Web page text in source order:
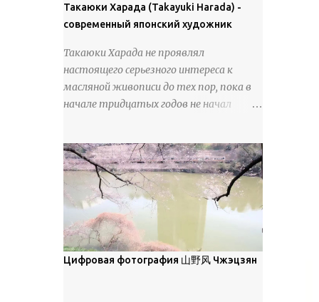
18 век. Шахматный набор "Рыцари
против турок" в шкатулке из
см, Холмогоры, 18 век....
покрова может восприниматься как
матовая. Такое свойство чаще всего
метелевого и фирнизированного снега.
Тем не менее, иногда значительное
количество кристаллов может
располагаться в одной плоскости,
поверхностной изморози. В данном
случае усиливается зеркальное
отражение, что приводит к
искристости снега, зависящей от
положения наблюдателя и высоты
солнца. Зеркальные свойства наиболее
заметны при угле солнечного света 15°
и ниже; при более высокой солнечной
Такаюки Харада (Takayuki Harada) -
современный японский художник
Такаюки Харада не проявлял
настоящего серьезного интереса к
масляной живописи до тех пор, пока в
начале тридцатых годов не начал
художественные музеи и галереи, он
был глубоко тронут и вдохновлен
красотой масляной живописи великих
мастеров. Искусствовед Брайан
Шервин прокомментировал картины
художника, заявив, что "Такаюки
Харада сочетает в себе классическую
Цифровая фотография 山野风 Чжэцзян